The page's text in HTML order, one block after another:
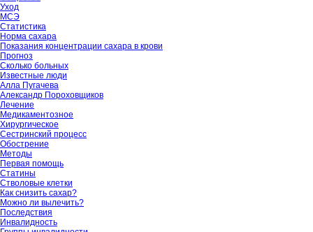
Уход
МСЭ
Статистика
Норма сахара
Показания концентрации сахара в крови
Прогноз
Сколько больных
Известные люди
Алла Пугачева
Александр Пороховщиков
Лечение
Медикаментозное
Хирургическое
Сестринский процесс
Обострение
Методы
Первая помощь
Статины
Стволовые клетки
Как снизить сахар?
Можно ли вылечить?
Последствия
Инвалидность